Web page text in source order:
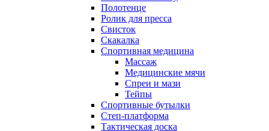
Полотенце
Ролик для пресса
Свисток
Скакалка
Спортивная медицина
Массаж
Медицинские мячи
Спреи и мази
Тейпы
Спортивные бутылки
Степ-платформа
Тактическая доска